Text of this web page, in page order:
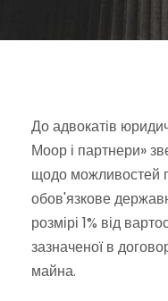
До адвокатів
Моор і партнери»
щодо можливостей
обов'язкове
розмірі 1% від
зазначеної в
майна.